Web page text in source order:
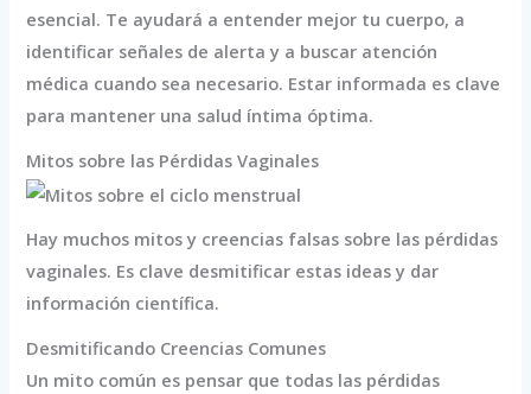
esencial. Te ayudará a entender mejor tu cuerpo, a
identificar señales de alerta y a buscar atención
médica cuando sea necesario. Estar informada es clave
para mantener una salud íntima óptima.
Mitos sobre las Pérdidas Vaginales
Hay muchos mitos y creencias falsas sobre las pérdidas
vaginales. Es clave desmitificar estas ideas y dar
información científica.
Desmitificando Creencias Comunes
Un mito común es pensar que todas las pérdidas